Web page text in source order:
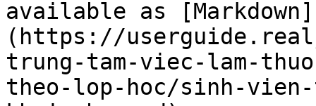
available as [Markdown]
(https://
trung-tam-viec-lam-
theo-lop-hoc/sinh-